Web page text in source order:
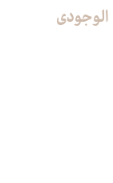
الوجودي